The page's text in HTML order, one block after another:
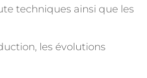
techniques ainsi que les
les évolutions